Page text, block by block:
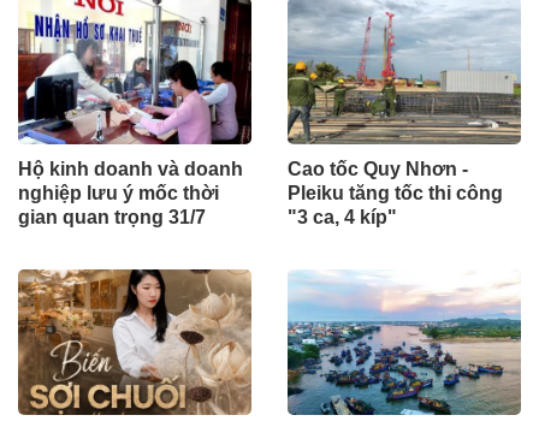
Hộ kinh doanh và doanh
nghiệp lưu ý mốc thời
gian quan trọng 31/7
Cao tốc Quy Nhơn -
Pleiku tăng tốc thi công
"3 ca, 4 kíp"